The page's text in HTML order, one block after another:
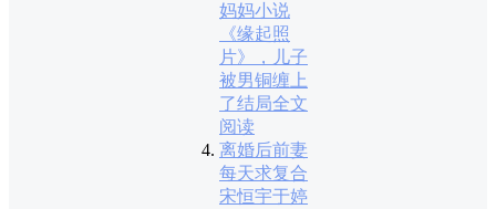
妈妈小说
《缘起照
片》，儿子
被男铜缠上
了结局全文
阅读
离婚后前妻
每天求复合
宋恒宇于婷